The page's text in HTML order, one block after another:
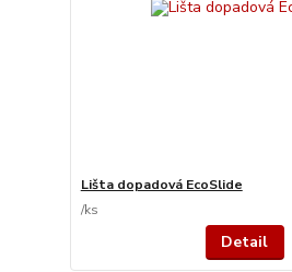
Lišta dopadová EcoSlide
/ks
Detail